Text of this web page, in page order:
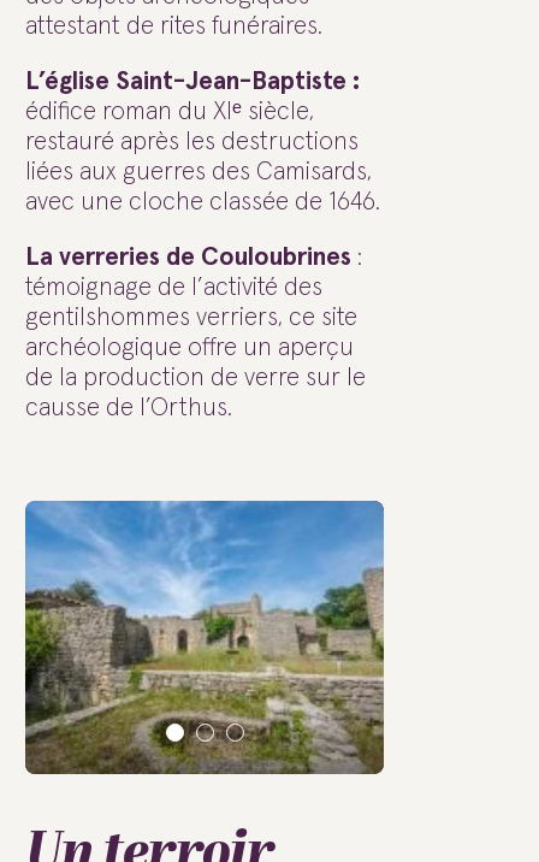
attestant de rites funéraires.
L’église Saint-Jean-Baptiste :
édifice roman du XIᵉ siècle,
restauré après les destructions
liées aux guerres des Camisards,
avec une cloche classée de 1646.
La verreries de Couloubrines :
témoignage de l’activité des
gentilshommes verriers, ce site
archéologique offre un aperçu
de la production de verre sur le
causse de l’Orthus.